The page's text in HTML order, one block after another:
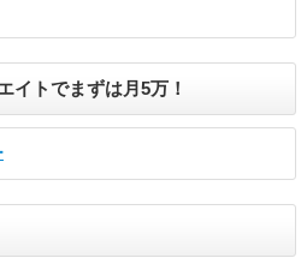
イトでまずは月5万！